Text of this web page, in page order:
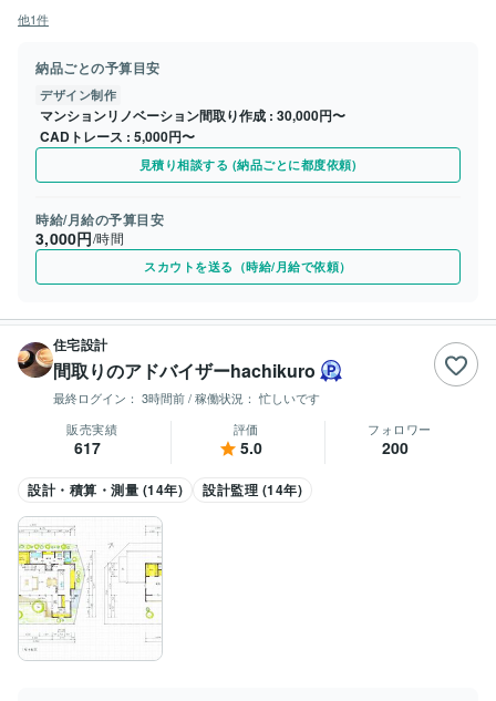
他1件
納品ごとの予算目安
デザイン制作
マンションリノベーション間取り作成 30,000円〜
CADトレース
5,000円〜
見積り相談する (納品ごとに都度依頼)
時給/月給の予算目安
3,000円/時間
スカウトを送る（時給/月給で依頼）
住宅設計
間取りのアドバイザーhachikuro
最終ログイン： 3時間前/ 稼働状況： 忙しいです
販売実績
617
評価
5.0
フォロワー
200
設計・積算・測量 (14年) 設計監理 (14年)